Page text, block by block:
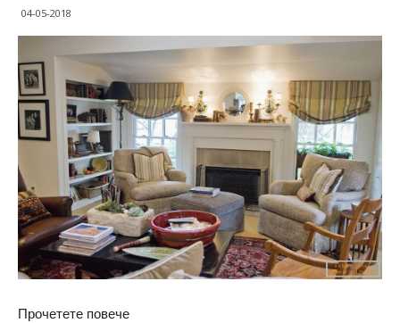
04-05-2018
Прочетете повече